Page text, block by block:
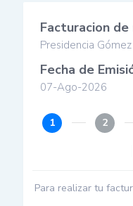
Facturacion de
Presidencia
Fecha de
07-Ago-2026
1 2
Para realizar tu